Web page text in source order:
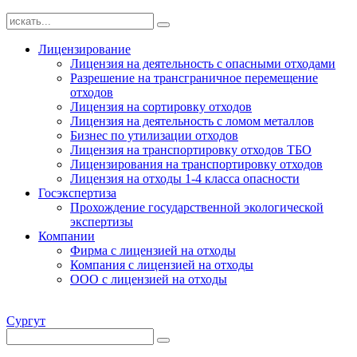
Лицензирование
Лицензия на деятельность с опасными отходами
Разрешение на трансграничное перемещение
отходов
Лицензия на сортировку отходов
Лицензия на деятельность с ломом металлов
Бизнес по утилизации отходов
Лицензия на транспортировку отходов ТБО
Лицензирования на транспортировку отходов
Лицензия на отходы 1-4 класса опасности
Госэкспертиза
Прохождение государственной экологической
экспертизы
Компании
Фирма с лицензией на отходы
Компания с лицензией на отходы
ООО с лицензией на отходы
Сургут